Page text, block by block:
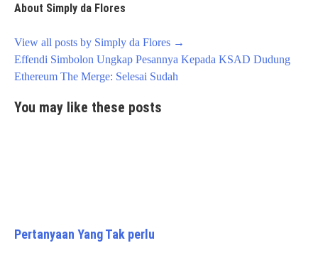
About Simply da Flores
View all posts by Simply da Flores →
Post
navigation
Effendi Simbolon Ungkap Pesannya Kepada KSAD Dudung
Ethereum The Merge: Selesai Sudah
You may like these posts
Pertanyaan Yang Tak perlu